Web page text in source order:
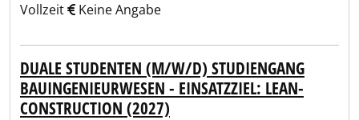
Vollzeit
Keine Angabe
DUALE STUDENTEN (M/W/D) STUDIENGANG
BAUINGENIEURWESEN - EINSATZZIEL: LEAN-
CONSTRUCTION (2027)